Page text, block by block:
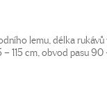
lemu, délka
115 cm, obvod pasu 90